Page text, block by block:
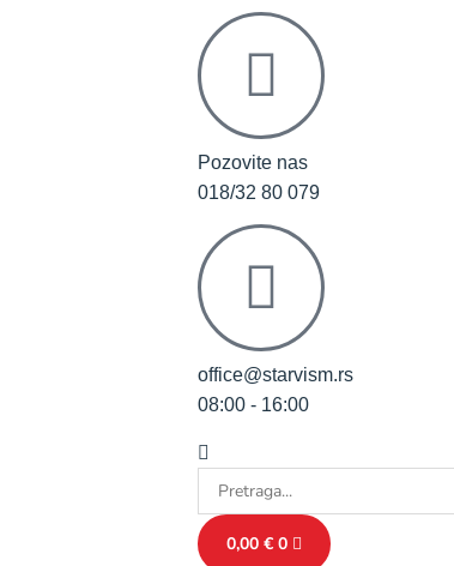
Pozovite nas
018/32 80 079
office@starvism.rs
08:00 - 16:00
0,00 € 0